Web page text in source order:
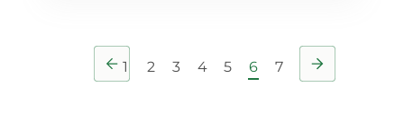
1 2 3 4 5 6 7